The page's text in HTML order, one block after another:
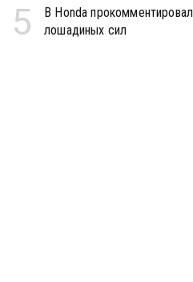
5
В Honda
лошадиных сил